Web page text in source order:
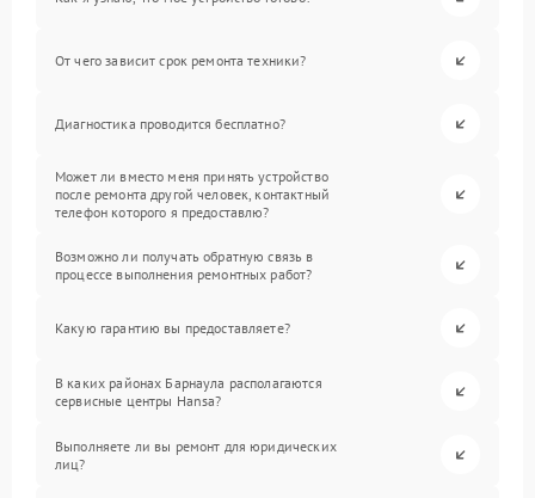
От чего зависит срок ремонта техники?
Диагностика проводится бесплатно?
Может ли вместо меня принять устройство
после ремонта другой человек, контактный
телефон которого я предоставлю?
Возможно ли получать обратную связь в
процессе выполнения ремонтных работ?
Какую гарантию вы предоставляете?
В каких районах Барнаула располагаются
сервисные центры Hansa?
Выполняете ли вы ремонт для юридических
лиц?